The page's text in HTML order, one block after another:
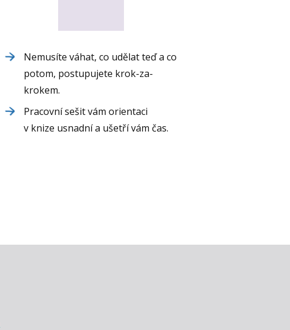
Nemusíte váhat, co udělat teď a co
potom, postupujete krok-za-
krokem.
Pracovní sešit vám orientaci
v knize usnadní a ušetří vám čas.